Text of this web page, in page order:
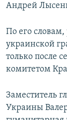
РАСПИСАНИЕ
СОЦИАЛЬНЫЕ СЕТИ
Андрей
По его
украинской
только после
комитетом
Заместитель
Украины